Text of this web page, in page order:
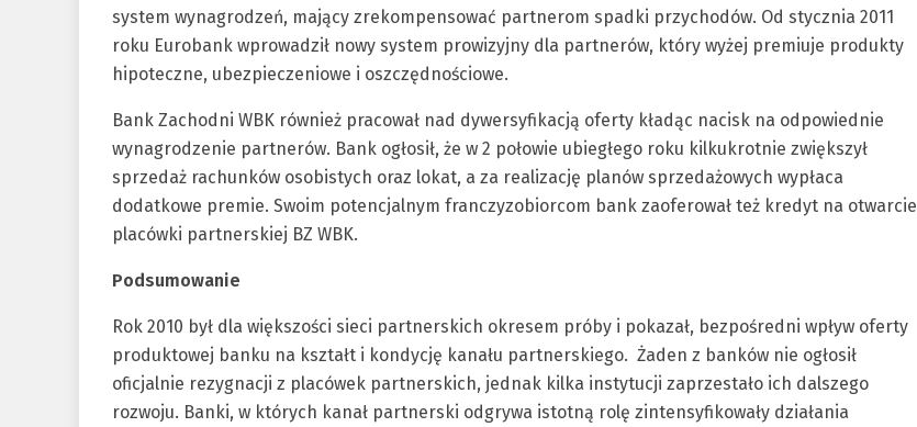
system wynagrodzeń, mający zrekompensować partnerom spadki przychodów. Od stycznia 2011
roku Eurobank wprowadził nowy system prowizyjny dla partnerów, który wyżej premiuje produkty
hipoteczne, ubezpieczeniowe i oszczędnościowe.
Bank Zachodni WBK również pracował nad dywersyfikacją oferty kładąc nacisk na odpowiednie
wynagrodzenie partnerów. Bank ogłosił, że w 2 połowie ubiegłego roku kilkukrotnie zwiększył
sprzedaż rachunków osobistych oraz lokat, a za realizację planów sprzedażowych wypłaca
dodatkowe premie. Swoim potencjalnym franczyzobiorcom bank zaoferował też kredyt na otwarcie
placówki partnerskiej BZ WBK.
Podsumowanie
Rok 2010 był dla większości sieci partnerskich okresem próby i pokazał, bezpośredni wpływ oferty
produktowej banku na kształt i kondycję kanału partnerskiego. Żaden z banków nie ogłosił
oficjalnie rezygnacji z placówek partnerskich, jednak kilka instytucji zaprzestało ich dalszego
rozwoju. Banki, w których kanał partnerski odgrywa istotną rolę zintensyfikowały działania